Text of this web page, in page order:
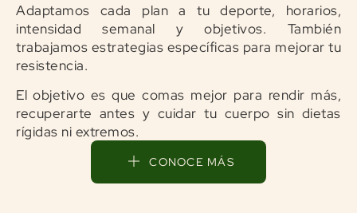
Adaptamos cada plan a tu deporte, horarios,
intensidad semanal y objetivos. También
trabajamos estrategias específicas para mejorar tu
resistencia.
El objetivo es que comas mejor para rendir más,
recuperarte antes y cuidar tu cuerpo sin dietas
rígidas ni extremos.
CONOCE MÁS